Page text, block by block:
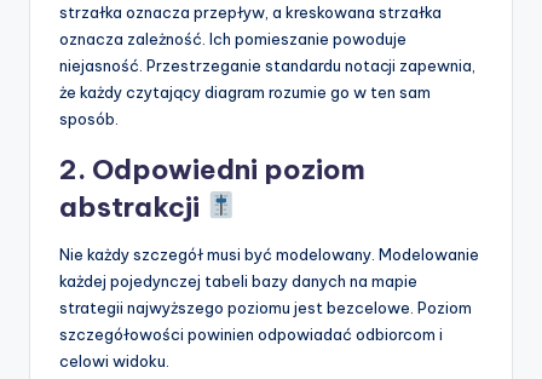
strzałka oznacza przepływ, a kreskowana strzałka
oznacza zależność. Ich pomieszanie powoduje
niejasność. Przestrzeganie standardu notacji zapewnia,
że każdy czytający diagram rozumie go w ten sam
sposób.
2. Odpowiedni poziom
abstrakcji
Nie każdy szczegół musi być modelowany. Modelowanie
każdej pojedynczej tabeli bazy danych na mapie
strategii najwyższego poziomu jest bezcelowe. Poziom
szczegółowości powinien odpowiadać odbiorcom i
celowi widoku.